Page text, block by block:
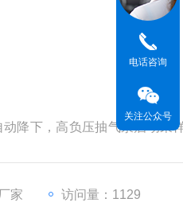
降下，高负压抽气泵启动采
家 访问量：1129
电话咨询
关注公众号